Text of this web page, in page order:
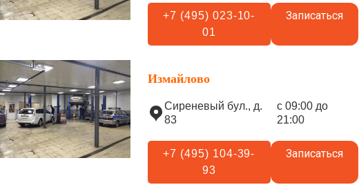
+7 (495) 023-10-
01
Записаться
Измайлово
Сиреневый бул., д.
83
с 09:00 до
21:00
+7 (495) 104-39-
93
Записаться